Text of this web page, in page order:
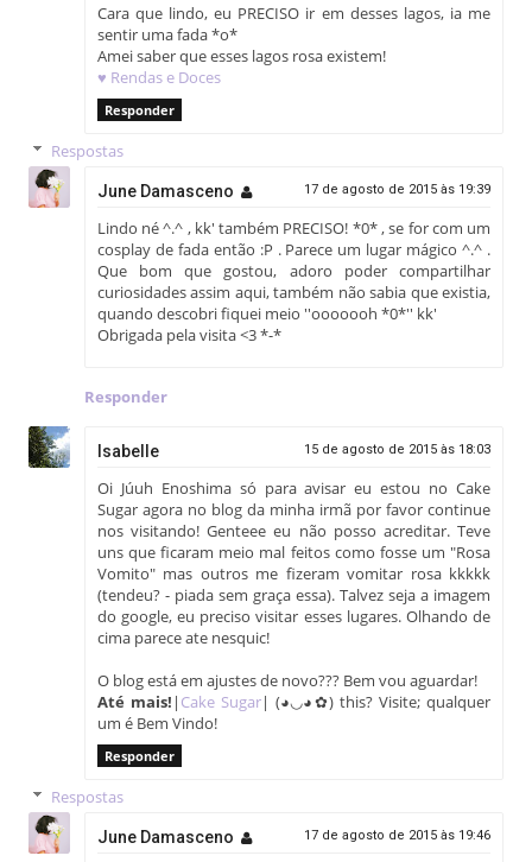
Cara que lindo, eu PRECISO ir em desses lagos, ia me
sentir uma fada *o*
Amei saber que esses lagos rosa existem!
♥ Rendas e Doces
Responder
Respostas
June Damasceno 17 de agosto de 2015 às 19:39
Lindo né ^.^ , kk' também PRECISO! *0* , se for com um
cosplay de fada então :P . Parece um lugar mágico ^.^ .
Que bom que gostou, adoro poder compartilhar
curiosidades assim aqui, também não sabia que existia,
quando descobri fiquei meio ''ooooooh *0*'' kk'
Obrigada pela visita <3 *-*
Responder
Isabelle 15 de agosto de 2015 às 18:03
Oi Júuh Enoshima só para avisar eu estou no Cake
Sugar agora no blog da minha irmã por favor continue
nos visitando! Genteee eu não posso acreditar. Teve
uns que ficaram meio mal feitos como fosse um "Rosa
Vomito" mas outros me fizeram vomitar rosa kkkkk
(tendeu? - piada sem graça essa). Talvez seja a imagem
do google, eu preciso visitar esses lugares. Olhando de
cima parece ate nesquic!
O blog está em ajustes de novo??? Bem vou aguardar!
Até mais! | Cake Sugar| (◕◡◕✿) this? Visite; qualquer
um é Bem Vindo!
Responder
Respostas
June Damasceno 17 de agosto de 2015 às 19:46